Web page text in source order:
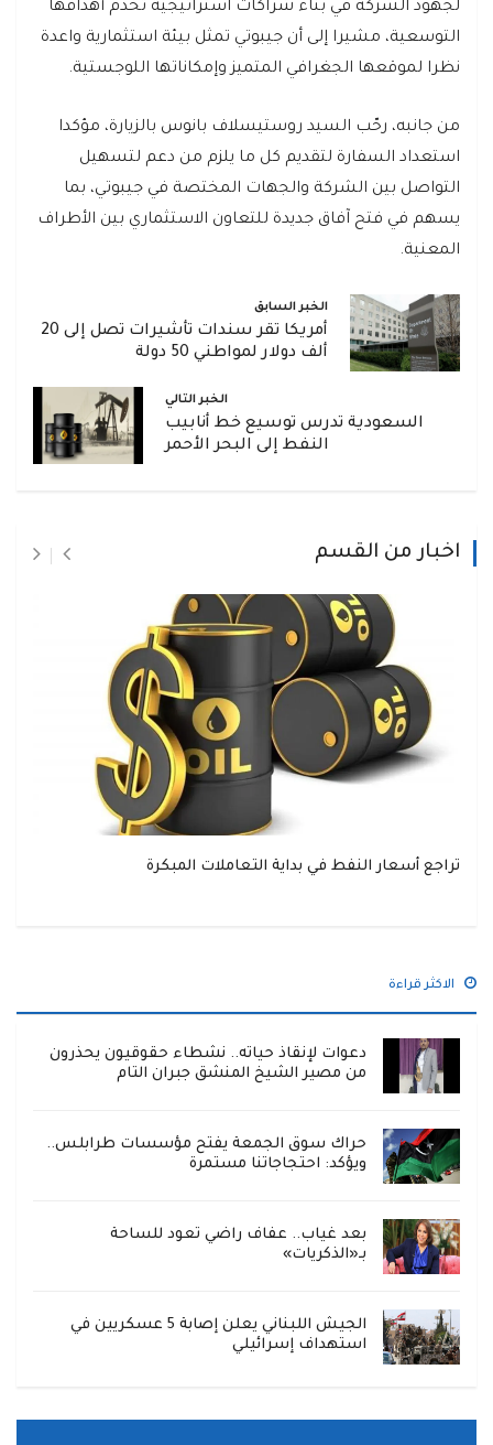
لجهود الشركة في بناء شراكات استراتيجية تخدم أهدافها
التوسعية، مشيرا إلى أن جيبوتي تمثل بيئة استثمارية واعدة
نظرا لموقعها الجغرافي المتميز وإمكاناتها اللوجستية.
من جانبه، رحّب السيد روستيسلاف بانوس بالزيارة، مؤكدا
استعداد السفارة لتقديم كل ما يلزم من دعم لتسهيل
التواصل بين الشركة والجهات المختصة في جيبوتي، بما
يسهم في فتح آفاق جديدة للتعاون الاستثماري بين الأطراف
المعنية.
الخبر السابق
أمريكا تقر سندات تأشيرات تصل إلى 20
ألف دولار لمواطني 50 دولة
الخبر التالي
السعودية تدرس توسيع خط أنابيب
النفط إلى البحر الأحمر
اخبار من القسم
تراجع أسعار النفط في بداية التعاملات المبكرة
الاكثر قراءة
دعوات لإنقاذ حياته.. نشطاء حقوقيون يحذرون
من مصير الشيخ المنشق جبران التام
حراك سوق الجمعة يفتح مؤسسات طرابلس..
ويؤكد: احتجاجاتنا مستمرة
بعد غياب.. عفاف راضي تعود للساحة
بـ«الذكريات»
الجيش اللبناني يعلن إصابة 5 عسكريين في
استهداف إسرائيلي